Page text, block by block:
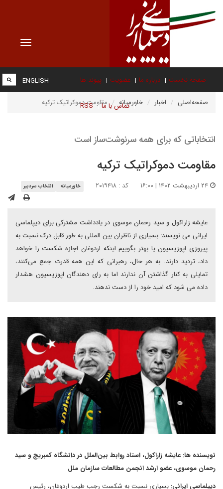
Toggle
صفحه نخست درباره ما عضویت پیوند ها
تماس با ما RSS
ENGLISH
صفحه‌اصلی اخبار خاورمیانه مقاومت دموکراتیک ترکیه
انتخاباتی که برای همه سرنوشت‌ساز است
مقاومت دموکراتیک ترکیه
کد : ۲۰۱۹۴۱۸ خاورمیانه انتخاب سردبیر
عایشه زاراکول و سید رحمان موسوی در یادداشت مشترکی برای دیپلماسی
ایرانی می نویسند: بسیاری از ناظران بین المللی به طور قابل درک نسبت به
پیروزی اپوزیسیون یا بهتر بگوییم اینکه اردوغان اجازه شکست را خواهد
داد، تردید دارند. به هر حال، رهبرانی که این همه قدرت جمع می‌کنند،
تمایلی به کنار گذاشتن آن ندارند اما به رای دهندگان اپوزیسیون هشدار
داده می شود که امید خود را از دست ندهند.
نویسنده ها: عایشه زاراکول، استاد روابط بین‌الملل در دانشگاه کمبریج و سید
رحمان موسوی، عضو ارشد انجمن مطالعات سازمان ملل
دیپلماسی ایرانی: بسیاری نسبت به شکست رجب طیب اردوغان، رئیس